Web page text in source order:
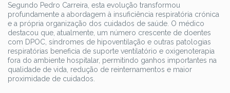
Segundo Pedro Carreira, esta evolução transformou
profundamente a abordagem à insuficiência respiratória crónica
e a própria organização dos cuidados de saúde. O médico
destacou que, atualmente, um número crescente de doentes
com DPOC, síndromes de hipoventilação e outras patologias
respiratórias beneficia de suporte ventilatório e oxigenoterapia
fora do ambiente hospitalar, permitindo ganhos importantes na
qualidade de vida, redução de reinternamentos e maior
proximidade de cuidados.